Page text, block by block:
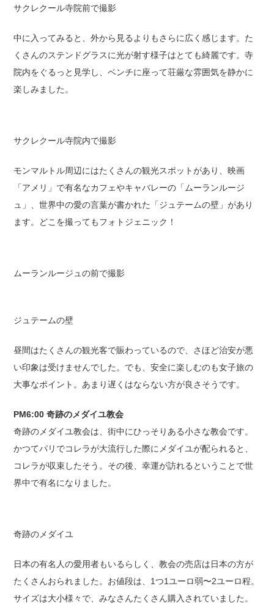
サクレクール寺院前で撮影
中に入ってみると、外から見るよりもさらに広く感じます。た
くさんのステンドグラスに光が射す様子はとても綺麗です。寺
院内をぐるっと見学し、ベンチに座って荘厳な雰囲気を静かに
楽しみました。
サクレクール寺院内で撮影
モンマルトル周辺にはたくさんの観光スポットがあり、映画
「アメリ」で有名なカフェやキャバレーの「ムーランルージ
ュ」、世界中の愛の言葉が書かれた「ジュテームの壁」があり
ます。どこを撮ってもフォトジェニック！
ムーランルージュの前で撮影
ジュテームの壁
昼間はたくさんの観光客で賑わっているので、さほど治安が悪
い印象は受けませんでした。でも、安全に楽しむのも女子旅の
大事なポイント。あまり遅くはならない方が良さそうです。
PM6:00 奇跡のメダイユ教会
奇跡のメダイユ教会は、街中にひっそりある小さな教会です。
かつてパリでコレラが大流行した際にメダイユが配られると、
コレラが収束したそう。その後、幸運が訪れるということで世
界中で有名になりました。
奇跡のメダイユ
日本の有名人の愛用者もいるらしく、教会の売店は日本の方が
たくさんおられました。お値段は、1つ1ユーロ弱〜2ユーロ程。
サイズは大小様々で、みなさんたくさん購入されていました。